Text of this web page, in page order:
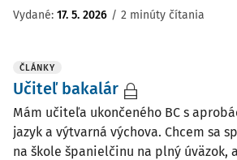
Vydané: 17. 5. 2026 / 2 minúty čítania
ČLÁNKY
Učiteľ bakalár
Mám učiteľa ukončeného BC s
jazyk a výtvarná výchova. Chcem sa
na škole španielčinu na plný úväzok,